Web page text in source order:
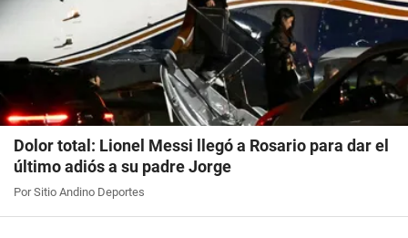
Dolor total: Lionel Messi llegó a Rosario para dar el
último adiós a su padre Jorge
Por Sitio Andino Deportes